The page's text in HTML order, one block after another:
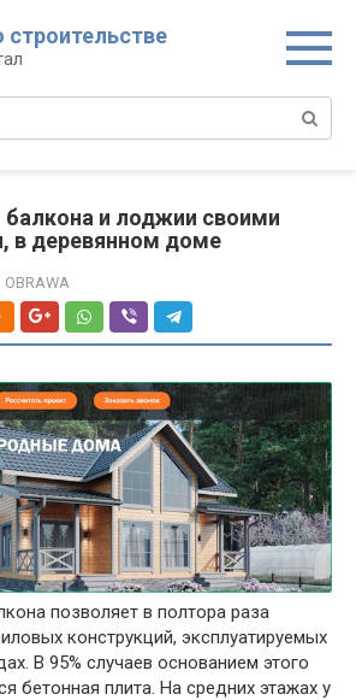
строительстве
балкона и лоджии своими
в деревянном доме
OBRAWA
позволяет в полтора раза
конструкций, эксплуатируемых
В 95% случаев основанием этого
бетонная плита. На средних этажах у